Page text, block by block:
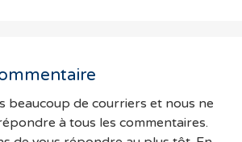
beaucoup de courriers et nous ne
à tous les commentaires.